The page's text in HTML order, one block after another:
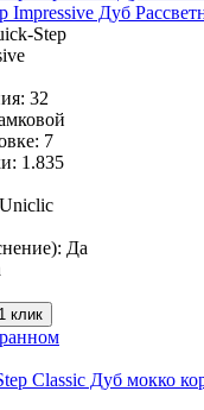
Impressive Дуб
Step
32
7
1.835
Uniclic
Да
клик